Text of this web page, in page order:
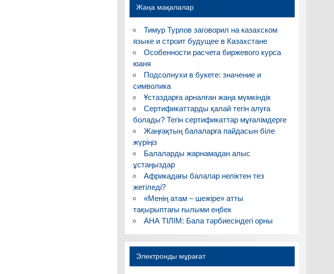
Жаңа мақалалар
Тимур Турлов заговорил на казахском
языке и строит будущее в Казахстане
Особенности расчета биржевого курса
юаня
Подсолнухи в букете: значение и
символика
Ұстаздарға арналған жаңа мүмкіндік
Сертификаттарды қалай тегін алуға
болады? Тегін сертификаттар мұғалімдерге
Жаңғақтың балаларға пайдасын біле
жүріңіз
Балаларды жарнамадан алыс
ұстаңыздар
Африкадағы балалар неліктен тез
жетіледі?
«Менің атам – шежіре» атты
тақырыптағы ғылыми еңбек
АНА ТІЛІМ: Бала тәрбиесіндегі орны
Электронды мұрағат